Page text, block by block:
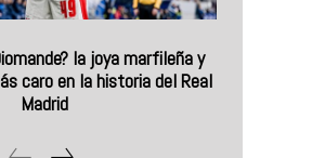
la joya marfileña y
caro en la historia del Real
Madrid